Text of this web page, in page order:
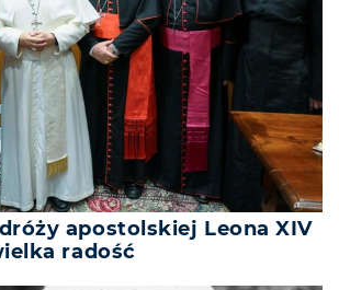
apostolskiej Leona XIV
radość